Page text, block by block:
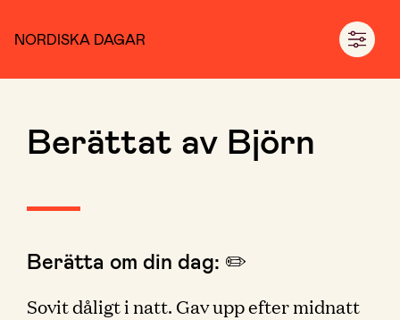
NORDISKA DAGAR
Berättat av Björn
Berätta om din dag: ✏️
Sovit dåligt i natt. Gav upp efter midnatt